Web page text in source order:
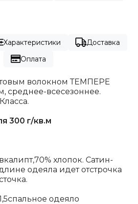
Характеристики
Доставка
Оплата
волокном ТЕМПЕРЕ
среднее-всесезоннее.
300 г/кв.м
хлопок. Сатин-
одеяла идет отстрочка
одеяло